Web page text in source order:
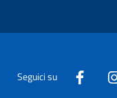
Seguici su